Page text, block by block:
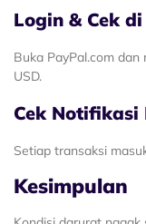
Login & Cek
Buka PayPal.com
USD.
Cek Notifikasi
Setiap transaksi
Kesimpulan